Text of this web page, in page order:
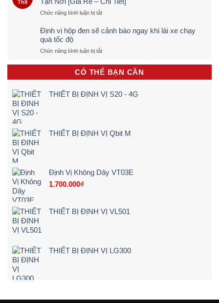
Vị
Ô
Trực
Chính
100%
(Quy
5
Bước)
Th8
Chức năng bình luận bị tắtở
Dẫn
Vị
Đạp
Điện,
Máy
Điện
Rẻ
–
Định vị hộp đen sẽ cảnh báo ngay khi lái xe chạy
quá tốc độ
Chức năng bình luận bị tắtở
vị
hộp
đen
cảnh
xe
CÓ THỂ BẠN CẦN
THIẾT BỊ ĐỊNH VỊ S20 - 4G
THIẾT BỊ ĐỊNH VỊ Qbit M
Định Vị Không Dây VT03E
1.700.000₫
THIẾT BỊ ĐỊNH VỊ VL501
THIẾT BỊ ĐỊNH VỊ LG300